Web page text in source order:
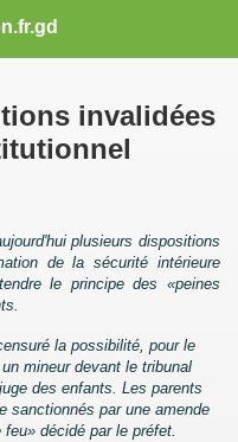
invalidées
plusieurs dispositions
de la sécurité intérieure
le principe des «peines
la possibilité, pour le
mineur devant le tribunal
des enfants. Les parents
sanctionnés par une amende
décidé par le préfet.